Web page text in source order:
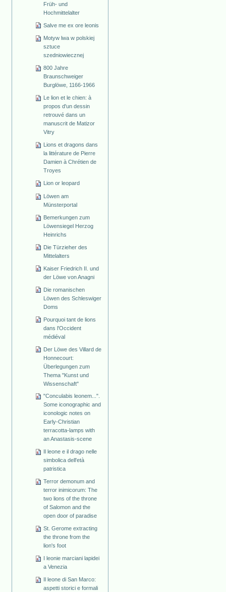
Früh- und
Hochmittelalter
Salve me ex ore leonis
Motyw lwa w polskiej
sztuce
szedniowiecznej
800 Jahre
Braunschweiger
Burglöwe, 1166-1966
Le lion et le chien: à
propos d'un dessin
retrouvé dans un
manuscrit de Matizor
Vitry
Lions et dragons dans
la littérature de Pierre
Damien à Chrétien de
Troyes
Lion or leopard
Löwen am
Münsterportal
Bemerkungen zum
Löwensiegel Herzog
Heinrichs
Die Türzieher des
Mittelalters
Kaiser Friedrich II. und
der Löwe von Anagni
Die romanischen
Löwen des Schleswiger
Doms
Pourquoi tant de lions
dans l'Occident
médiéval
Der Löwe des Villard de
Honnecourt:
Überlegungen zum
Thema "Kunst und
Wissenschaft"
"Conculabis leonem...".
Some iconographic and
iconologic notes on
Early-Christian
terracotta-lamps with
an Anastasis-scene
Il leone e il drago nelle
simbolica dell'età
patristica
Terror demonum and
terror inimicorum: The
two lions of the throne
of Salomon and the
open door of paradise
St. Gerome extracting
the throne from the
lion's foot
I leonie marciani lapidei
a Venezia
Il leone di San Marco:
aspetti storici e formali